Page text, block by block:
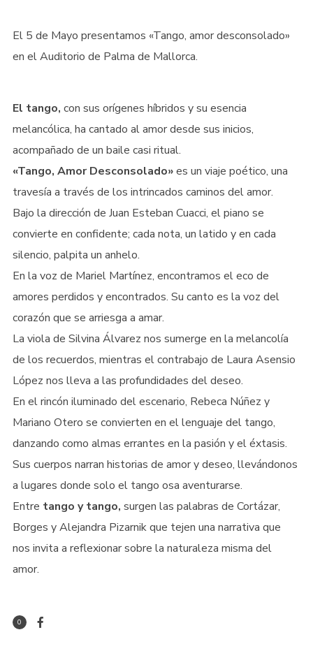
El 5 de Mayo presentamos «Tango, amor desconsolado»
en el Auditorio de Palma de Mallorca.
El tango, con sus orígenes híbridos y su esencia
melancólica, ha cantado al amor desde sus inicios,
acompañado de un baile casi ritual.
«Tango, Amor Desconsolado»es un viaje poético, una
travesía a través de los intrincados caminos del amor.
Bajo la dirección de Juan Esteban Cuacci, el piano se
convierte en confidente; cada nota, un latido y en cada
silencio, palpita un anhelo.
En la voz de Mariel Martínez, encontramos el eco de
amores perdidos y encontrados. Su canto es la voz del
corazón que se arriesga a amar.
La viola de Silvina Álvarez nos sumerge en la melancolía
de los recuerdos, mientras el contrabajo de Laura Asensio
López nos lleva a las profundidades del deseo.
En el rincón iluminado del escenario, Rebeca Núñez y
Mariano Otero se convierten en el lenguaje del tango,
danzando como almas errantes en la pasión y el éxtasis.
Sus cuerpos narran historias de amor y deseo, llevándonos
a lugares donde solo el tango osa aventurarse.
Entre tango y tango, surgen las palabras de Cortázar,
Borges y Alejandra Pizarnik que tejen una narrativa que
nos invita a reflexionar sobre la naturaleza misma del
amor.
0